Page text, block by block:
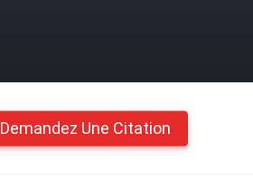
Demandez Une Citation